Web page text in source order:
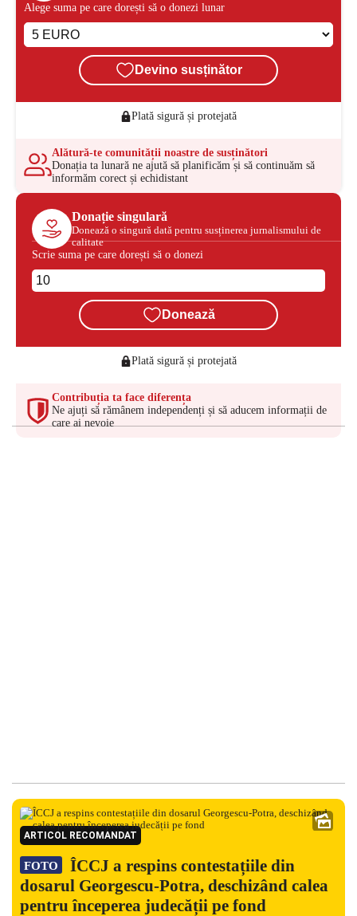
Alege suma pe care dorești să o donezi lunar
Devino susținător
Plată sigură și protejată
Alătură-te comunității noastre de susținători
Donația ta lunară ne ajută să planificăm și să continuăm să
informăm corect și echidistant
Donație singulară
Donează o singură dată pentru susținerea jurnalismului de
calitate
Scrie suma pe care dorești să o donezi
Donează
Plată sigură și protejată
Contribuția ta face diferența
Ne ajuți să rămânem independenți și să aducem informații de
care ai nevoie
ARTICOL RECOMANDAT
FOTO
ÎCCJ a respins contestațiile din
dosarul Georgescu-Potra, deschizând calea
pentru începerea judecății pe fond